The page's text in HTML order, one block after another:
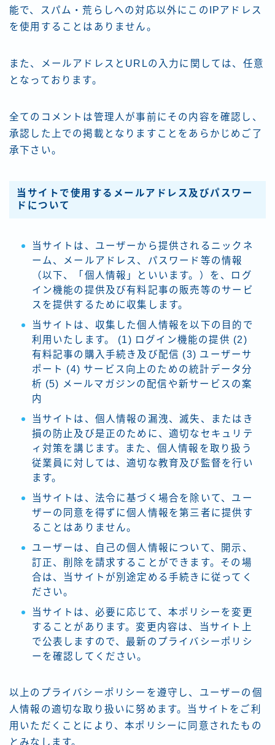
能で、スパム・荒らしへの対応以外にこのIPアドレス
を使用することはありません。
また、メールアドレスとURLの入力に関しては、任意
となっております。
全てのコメントは管理人が事前にその内容を確認し、
承認した上での掲載となりますことをあらかじめご了
承下さい。
当サイトで使用するメールアドレス及びパスワー
ドについて
当サイトは、ユーザーから提供されるニックネ
ーム、メールアドレス、パスワード等の情報
（以下、「個人情報」といいます。）を、ログ
イン機能の提供及び有料記事の販売等のサービ
スを提供するために収集します。
当サイトは、収集した個人情報を以下の目的で
利用いたします。 (1) ログイン機能の提供 (2)
有料記事の購入手続き及び配信 (3) ユーザーサ
ポート (4) サービス向上のための統計データ分
析 (5) メールマガジンの配信や新サービスの案
内
当サイトは、個人情報の漏洩、滅失、またはき
損の防止及び是正のために、適切なセキュリテ
ィ対策を講じます。また、個人情報を取り扱う
従業員に対しては、適切な教育及び監督を行い
ます。
当サイトは、法令に基づく場合を除いて、ユー
ザーの同意を得ずに個人情報を第三者に提供す
ることはありません。
ユーザーは、自己の個人情報について、開示、
訂正、削除を請求することができます。その場
合は、当サイトが別途定める手続きに従ってく
ださい。
当サイトは、必要に応じて、本ポリシーを変更
することがあります。変更内容は、当サイト上
で公表しますので、最新のプライバシーポリシ
ーを確認してください。
以上のプライバシーポリシーを遵守し、ユーザーの個
人情報の適切な取り扱いに努めます。当サイトをご利
用いただくことにより、本ポリシーに同意されたもの
とみなします。